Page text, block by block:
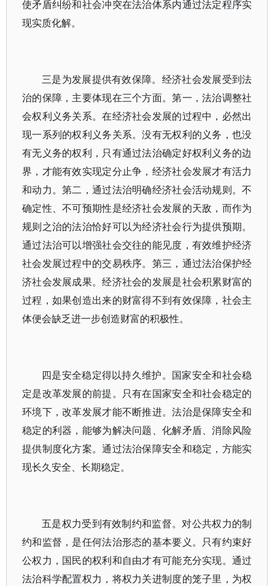
使矛盾纠纷和社会冲突在法治体系内通过法定程序实
现实质化解。
三是为发展提供有效保障。经济社会发展受到法
治的保障，主要体现在三个方面。第一，法治调整社
会权利义务关系。在经济社会发展的过程中，必然出
现一系列的权利义务关系。没有无权利的义务，也没
有无义务的权利，只有通过法治确定好权利义务的边
界，才能有效实现定分止争，经济社会发展才有活力
和动力。第二，通过法治明确经济社会活动规则。不
确定性、不可预期性是经济社会发展的天敌，而作为
规则之治的法治恰好可以为经济社会行为提供预期。
通过法治可以增强社会交往的能见度，有效维护经济
社会发展过程中的交易秩序。第三，通过法治保护经
济社会发展成果。经济社会的发展是社会积累财富的
过程，如果创造出来的财富得不到有效保障，社会主
体便会缺乏进一步创造财富的积极性。
四是安全稳定得以持久维护。国家安全和社会稳
定是改革发展的前提。只有在国家安全和社会稳定的
环境下，改革发展才能不断推进。法治是保障安全和
稳定的利器，能够为解决问题、化解矛盾、消除风险
提供制度化方案。通过法治保障安全和稳定，方能实
现长久安全、长期稳定。
五是权力受到有效制约和监督。对公共权力的制
约和监督，是任何法治形态的基本要义。只有约束好
公权力，国民的权利和自由才有可能充分实现。通过
法治科学配置权力，将权力关进制度的笼子里，为权